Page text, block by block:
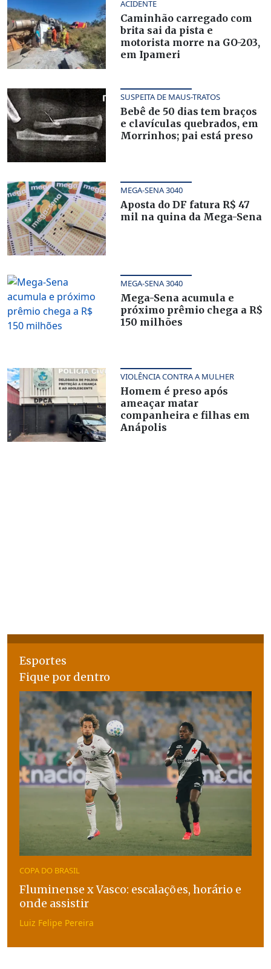
ACIDENTE
Caminhão carregado com
brita sai da pista e
motorista morre na GO-203,
em Ipameri
SUSPEITA DE MAUS-TRATOS
Bebê de 50 dias tem braços
e clavículas quebrados, em
Morrinhos; pai está preso
MEGA-SENA 3040
Aposta do DF fatura R$ 47
mil na quina da Mega-Sena
MEGA-SENA 3040
Mega-Sena acumula e
próximo prêmio chega a R$
150 milhões
VIOLÊNCIA CONTRA A MULHER
Homem é preso após
ameaçar matar
companheira e filhas em
Anápolis
Esportes
Fique por dentro
COPA DO BRASIL
Fluminense x Vasco: escalações, horário e
onde assistir
Luiz Felipe Pereira